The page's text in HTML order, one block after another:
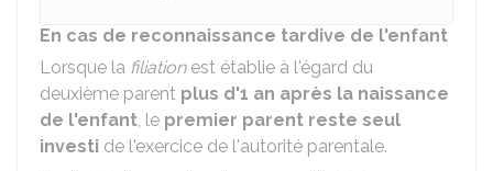
En cas de reconnaissance tardive de l'enfant
Lorsque la filiationest établie à l'égard du
deuxième parent plus d'1 an après la naissance
de l'enfant, le premier parent reste seul
investi de l'exercice de l'autorité parentale.